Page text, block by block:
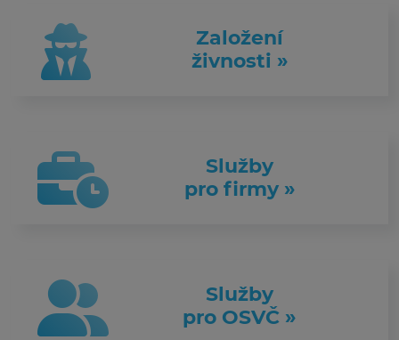
Založení
živnosti »
Služby
pro firmy »
Služby
pro OSVČ »